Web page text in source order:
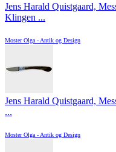
Jens Harald Quistgaard,
Klingen ...
Moster Olga - Antik og Design
Jens Harald Quistgaard,
...
Moster Olga - Antik og Design